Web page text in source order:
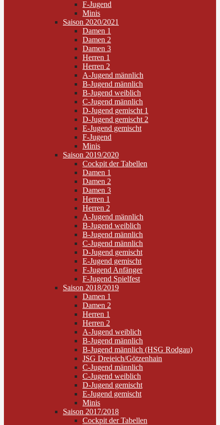
F-Jugend
Minis
Saison 2020/2021
Damen 1
Damen 2
Damen 3
Herren 1
Herren 2
A-Jugend männlich
B-Jugend männlich
B-Jugend weiblich
C-Jugend männlich
D-Jugend gemischt 1
D-Jugend gemischt 2
E-Jugend gemischt
F-Jugend
Minis
Saison 2019/2020
Cockpit der Tabellen
Damen 1
Damen 2
Damen 3
Herren 1
Herren 2
A-Jugend männlich
B-Jugend weiblich
B-Jugend männlich
C-Jugend männlich
D-Jugend gemischt
E-Jugend gemischt
F-Jugend Anfänger
F-Jugend Spielfest
Saison 2018/2019
Damen 1
Damen 2
Herren 1
Herren 2
A-Jugend weiblich
B-Jugend männlich
B-Jugend männlich (HSG Rodgau)
JSG Dreieich/Götzenhain
C-Jugend männlich
C-Jugend weiblich
D-Jugend gemischt
E-Jugend gemischt
Minis
Saison 2017/2018
Cockpit der Tabellen